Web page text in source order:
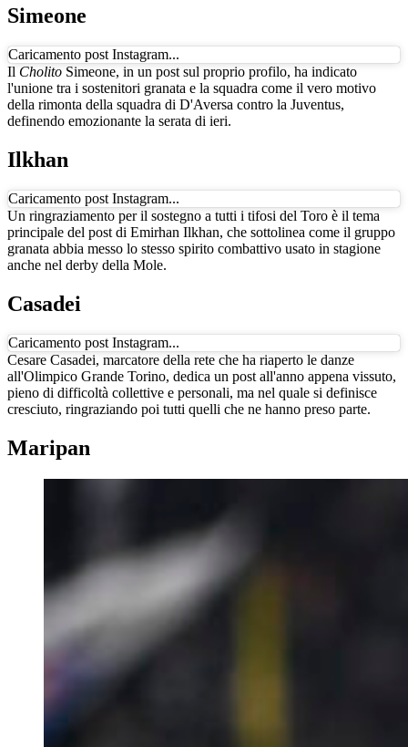
Simeone
Caricamento post Instagram...
Il Cholito Simeone, in un post sul proprio profilo, ha indicato
l'unione tra i sostenitori granata e la squadra come il vero motivo
della rimonta della squadra di D'Aversa contro la Juventus,
definendo emozionante la serata di ieri.
Ilkhan
Caricamento post Instagram...
Un ringraziamento per il sostegno a tutti i tifosi del Toro è il tema
principale del post di Emirhan Ilkhan, che sottolinea come il gruppo
granata abbia messo lo stesso spirito combattivo usato in stagione
anche nel derby della Mole.
Casadei
Caricamento post Instagram...
Cesare Casadei, marcatore della rete che ha riaperto le danze
all'Olimpico Grande Torino, dedica un post all'anno appena vissuto,
pieno di difficoltà collettive e personali, ma nel quale si definisce
cresciuto, ringraziando poi tutti quelli che ne hanno preso parte.
Maripan